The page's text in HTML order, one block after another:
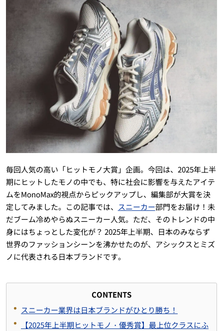
毎回人気の高い「ヒットモノ大賞」企画。今回は、2025年上半
期にヒットしたモノの中でも、特に社会に影響を与えたアイテ
ムをMonoMax的視点からピックアップし、編集部が大賞を決
定してみました。この記事では、
スニーカー部門をお届け！未
だブーム冷めやらぬスニーカー人気。ただ、そのトレンドの中
身にはちょっとした変化が？ 2025年上半期、日本のみならず
世界のファッションシーンを沸かせたのが、アシックスとミズ
ノに代表される日本ブランドです。
CONTENTS
スニーカー業界は日本ブランドがひとり勝ち！
【2025年上半期ヒットモノ・優秀賞】最上位クラスにふ